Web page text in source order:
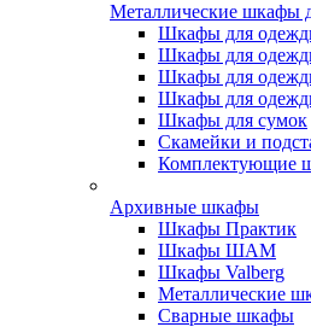
Металлические шкафы
Шкафы для
Шкафы для
Шкафы для
Шкафы для
Шкафы для сумок
Скамейки и
Комплектующие
Архивные шкафы
Шкафы Практик
Шкафы ШАМ
Шкафы Valberg
Металлические
Сварные шкафы